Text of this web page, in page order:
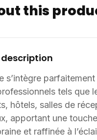
aux espaces variés.
modèle peut être
:
disponibles :
les professionnels
l’hôtellerie, de
de travail dans leurs
en France et à
au catalogue sont
this
s’intègre parfaitement
tels que
hôtels, salles de
apportant une touche
et raffinée à